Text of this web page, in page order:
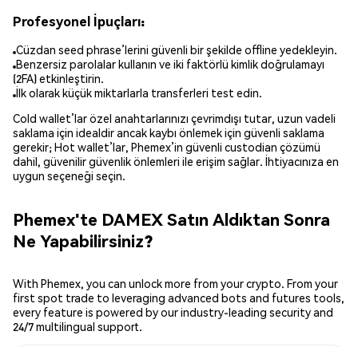
Profesyonel İpuçları:
Cüzdan seed phrase’lerini güvenli bir şekilde offline yedekleyin.
Benzersiz parolalar kullanın ve iki faktörlü kimlik doğrulamayı
(2FA) etkinleştirin.
İlk olarak küçük miktarlarla transferleri test edin.
Cold wallet’lar özel anahtarlarınızı çevrimdışı tutar, uzun vadeli
saklama için idealdir ancak kaybı önlemek için güvenli saklama
gerekir; Hot wallet’lar, Phemex’in güvenli custodian çözümü
dahil, güvenilir güvenlik önlemleri ile erişim sağlar. İhtiyacınıza en
uygun seçeneği seçin.
Phemex'te DAMEX Satın Aldıktan Sonra
Ne Yapabilirsiniz?
With Phemex, you can unlock more from your crypto. From your
first spot trade to leveraging advanced bots and futures tools,
every feature is powered by our industry-leading security and
24/7 multilingual support.